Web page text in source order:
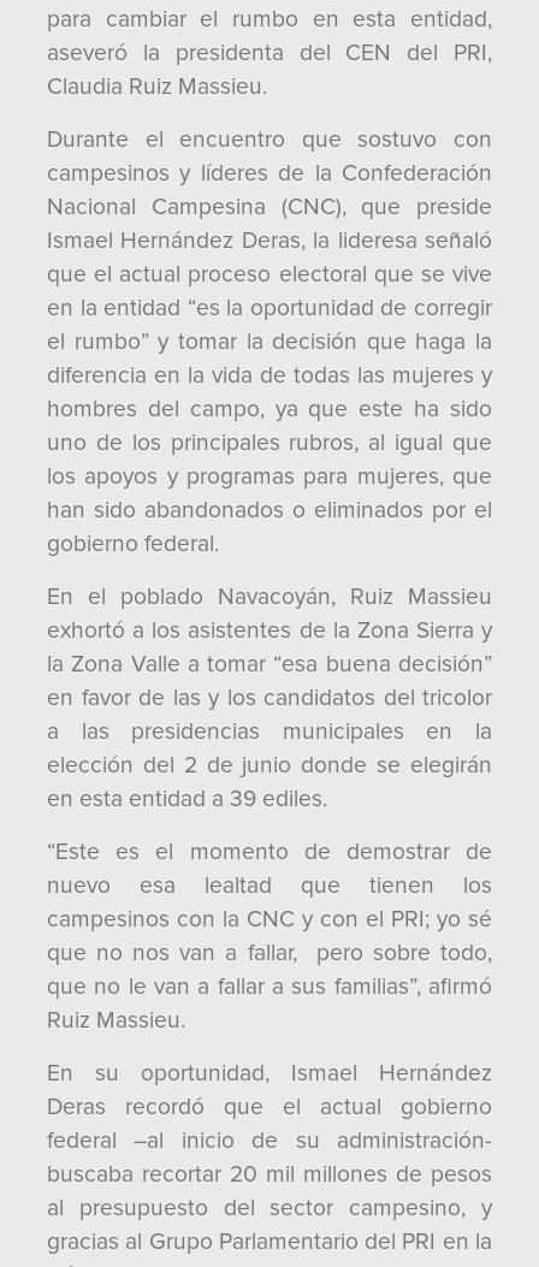
para cambiar el rumbo en esta entidad,
aseveró la presidenta del CEN del PRI,
Claudia Ruiz Massieu.
Durante el encuentro que sostuvo con
campesinos y líderes de la Confederación
Nacional Campesina (CNC), que preside
Ismael Hernández Deras, la lideresa señaló
que el actual proceso electoral que se vive
en la entidad “es la oportunidad de corregir
el rumbo” y tomar la decisión que haga la
diferencia en la vida de todas las mujeres y
hombres del campo, ya que este ha sido
uno de los principales rubros, al igual que
los apoyos y programas para mujeres, que
han sido abandonados o eliminados por el
gobierno federal.
En el poblado Navacoyán, Ruiz Massieu
exhortó a los asistentes de la Zona Sierra y
la Zona Valle a tomar “esa buena decisión”
en favor de las y los candidatos del tricolor
a las presidencias municipales en la
elección del 2 de junio donde se elegirán
en esta entidad a 39 ediles.
“Este es el momento de demostrar de
nuevo esa lealtad que tienen los
campesinos con la CNC y con el PRI; yo sé
que no nos van a fallar, pero sobre todo,
que no le van a fallar a sus familias”, afirmó
Ruiz Massieu.
En su oportunidad, Ismael Hernández
Deras recordó que el actual gobierno
federal –al inicio de su administración-
buscaba recortar 20 mil millones de pesos
al presupuesto del sector campesino, y
gracias al Grupo Parlamentario del PRI en la